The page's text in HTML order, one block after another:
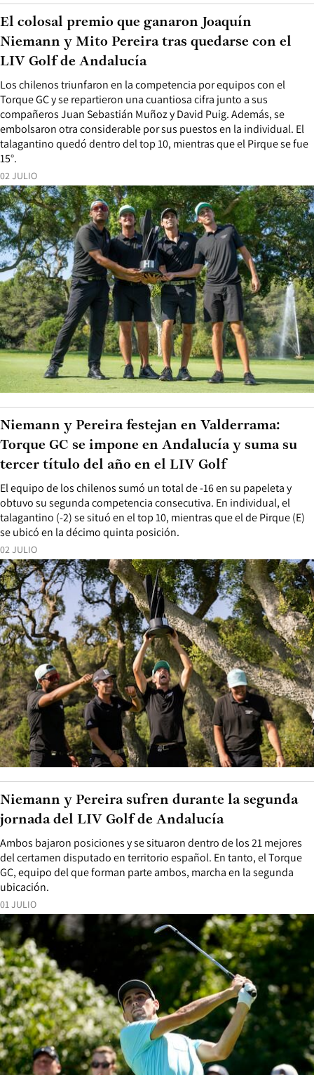
02 JULIO
Los chilenos triunfaron en la competencia por equipos con el
Torque GC y se repartieron una cuantiosa cifra junto a sus
compañeros Juan Sebastián Muñoz y David Puig. Además, se
embolsaron otra considerable por sus puestos en la individual. El
talagantino quedó dentro del top 10, mientras que el Pirque se fue
15°.
El colosal premio que ganaron Joaquín
Niemann y Mito Pereira tras quedarse con el
LIV Golf de Andalucía
02 JULIO
El equipo de los chilenos sumó un total de -16 en su papeleta y
obtuvo su segunda competencia consecutiva. En individual, el
talagantino (-2) se situó en el top 10, mientras que el de Pirque (E)
se ubicó en la décimo quinta posición.
Niemann y Pereira festejan en Valderrama:
Torque GC se impone en Andalucía y suma su
tercer título del año en el LIV Golf
01 JULIO
Ambos bajaron posiciones y se situaron dentro de los 21 mejores
del certamen disputado en territorio español. En tanto, el Torque
GC, equipo del que forman parte ambos, marcha en la segunda
ubicación.
Niemann y Pereira sufren durante la segunda
jornada del LIV Golf de Andalucía